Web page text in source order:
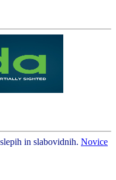
in slabovidnih. Novice